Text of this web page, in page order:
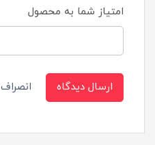
امتیاز شما به محصول
ارسال دیدگاه انصراف